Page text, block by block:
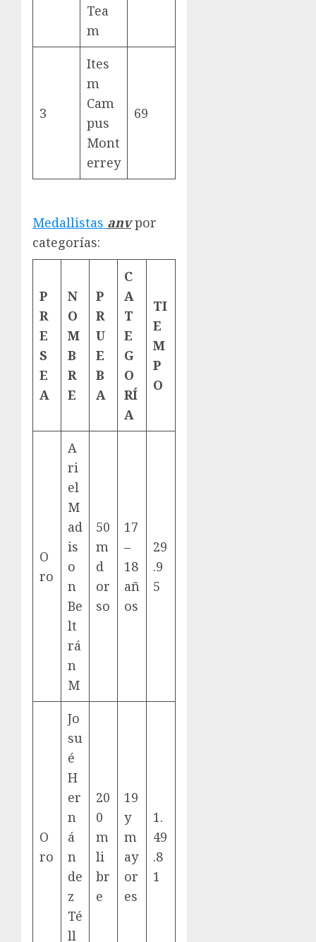
Tea
m
3
Ites
m
Cam
pus
Mont
errey
69
Medallistas anvpor
categorías:
P
R
E
S
E
A
N
O
M
B
R
E
P
R
U
E
B
A
C
A
T
E
G
O
RÍ
A
TI
E
M
P
O
O
ro
A
ri
el
M
ad
is
o
n
Be
lt
rá
n
M
50
m
d
or
so
17
–
18
añ
os
29
.9
5
O
ro
Jo
su
é
H
er
n
á
n
de
z
Té
ll
20
0
m
li
br
e
19
y
m
ay
or
es
1.
49
.8
1